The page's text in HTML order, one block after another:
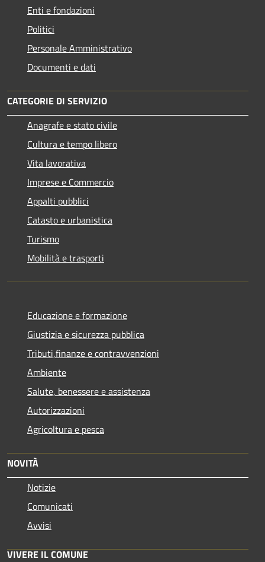
Enti e fondazioni
Politici
Personale Amministrativo
Documenti e dati
CATEGORIE DI SERVIZIO
Anagrafe e stato civile
Cultura e tempo libero
Vita lavorativa
Imprese e Commercio
Appalti pubblici
Catasto e urbanistica
Turismo
Mobilità e trasporti
Educazione e formazione
Giustizia e sicurezza pubblica
Tributi,finanze e contravvenzioni
Ambiente
Salute, benessere e assistenza
Autorizzazioni
Agricoltura e pesca
NOVITÀ
Notizie
Comunicati
Avvisi
VIVERE IL COMUNE